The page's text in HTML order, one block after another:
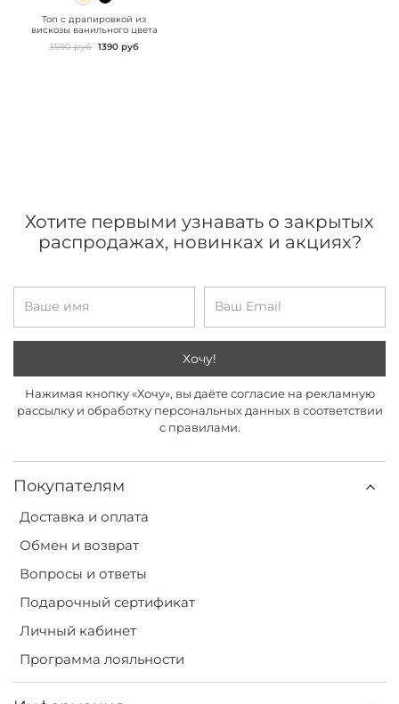
Топ с драпировкой из
вискозы ванильного цвета
3590 руб 1390 руб
Покупателям
Доставка и оплата
Обмен и возврат
Вопросы и ответы
Подарочный сертификат
Личный кабинет
Программа лояльности
Хотите первыми узнавать о закрытых
распродажах, новинках и акциях?
Хочу!
Нажимая кнопку «Хочу», вы даёте согласие на рекламную
рассылку и обработку персональных данных в соответствии
с правилами.